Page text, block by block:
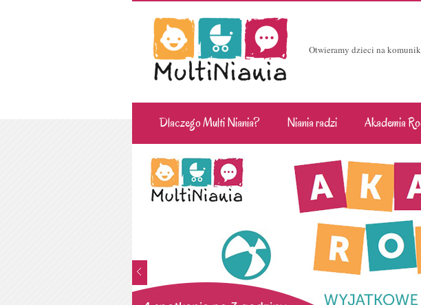
Otwieramy dzieci na
Dlaczego Multi Niania? Niania radzi Akademia